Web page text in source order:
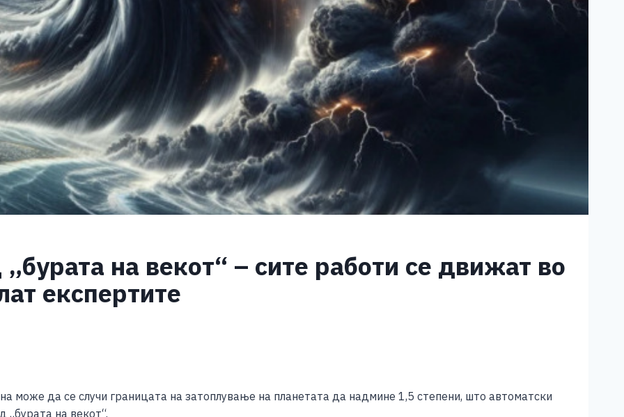
на векот“ – сите работи се движат во
експертите
може да се случи границата на затоплување на планетата да надмине 1,5 степени, што автоматски
„бурата на векот“.